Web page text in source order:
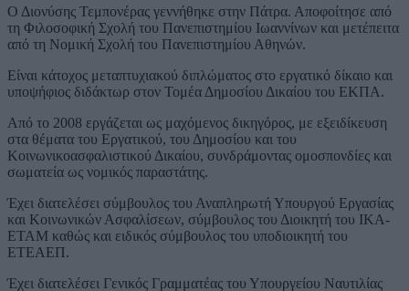
Ο Διονύσης Τεμπονέρας γεννήθηκε στην Πάτρα. Αποφοίτησε από
τη Φιλοσοφική Σχολή του Πανεπιστημίου Ιωαννίνων και μετέπειτα
από τη Νομική Σχολή του Πανεπιστημίου Αθηνών.
Είναι κάτοχος μεταπτυχιακού διπλώματος στο εργατικό δίκαιο και
υποψήφιος διδάκτωρ στον Τομέα Δημοσίου Δικαίου του ΕΚΠΑ.
Από το 2008 εργάζεται ως μαχόμενος δικηγόρος, με εξειδίκευση
στα θέματα του Εργατικού, του Δημοσίου και του
Κοινωνικοασφαλιστικού Δικαίου, συνδράμοντας ομοσπονδίες και
σωματεία ως νομικός παραστάτης.
Έχει διατελέσει σύμβουλος του Αναπληρωτή Υπουργού Εργασίας
και Κοινωνικών Ασφαλίσεων, σύμβουλος του Διοικητή του ΙΚΑ-
ΕΤΑΜ καθώς και ειδικός σύμβουλος του υποδιοικητή του
ΕΤΕΑΕΠ.
Έχει διατελέσει Γενικός Γραμματέας του Υπουργείου Ναυτιλίας